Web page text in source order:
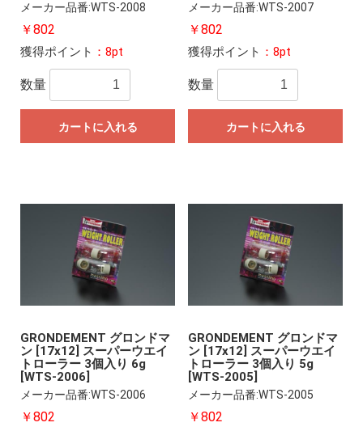
メーカー品番:WTS-2008
￥802
獲得ポイント ：8pt
数量
カートに入れる
メーカー品番:WTS-2007
￥802
獲得ポイント ：8pt
数量
カートに入れる
GRONDEMENT グロンドマ
ン [17x12] スーパーウエイ
トローラー 3個入り 6g
[WTS-2006]
メーカー品番:WTS-2006
￥802
GRONDEMENT グロンドマ
ン [17x12] スーパーウエイ
トローラー 3個入り 5g
[WTS-2005]
メーカー品番:WTS-2005
￥802